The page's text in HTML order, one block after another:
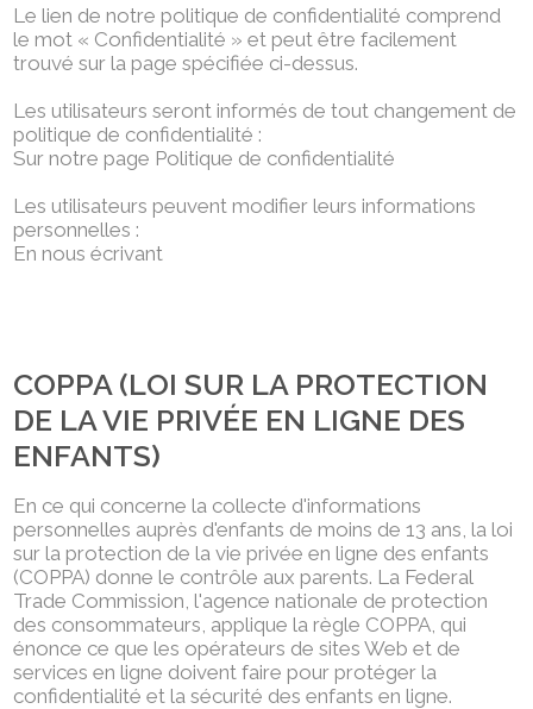
Le lien de notre politique de confidentialité comprend
le mot « Confidentialité » et peut être facilement
trouvé sur la page spécifiée ci-dessus.
Les utilisateurs seront informés de tout changement de
politique de confidentialité :
Sur notre page Politique de confidentialité
Les utilisateurs peuvent modifier leurs informations
personnelles :
En nous écrivant
COPPA (LOI SUR LA PROTECTION
DE LA VIE PRIVÉE EN LIGNE DES
ENFANTS)
En ce qui concerne la collecte d'informations
personnelles auprès d'enfants de moins de 13 ans, la loi
sur la protection de la vie privée en ligne des enfants
(COPPA) donne le contrôle aux parents. La Federal
Trade Commission, l'agence nationale de protection
des consommateurs, applique la règle COPPA, qui
énonce ce que les opérateurs de sites Web et de
services en ligne doivent faire pour protéger la
confidentialité et la sécurité des enfants en ligne.